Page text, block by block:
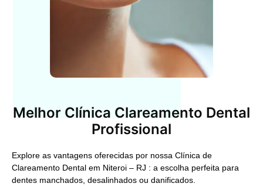
Melhor Clínica Clareamento Dental
Profissional
Explore as vantagens oferecidas por nossa Clínica de
Clareamento Dental em Niteroi – RJ : a escolha perfeita para
dentes manchados, desalinhados ou danificados.